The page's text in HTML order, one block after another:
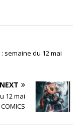
semaine du 12 mai
NEXT
12 mai